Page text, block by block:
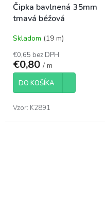
Čipka bavlnená 35mm
tmavá béžová
Skladom (19 m)
€0,65 bez DPH
€0,80 / m
DO KOŠÍKA
Vzor: K2891